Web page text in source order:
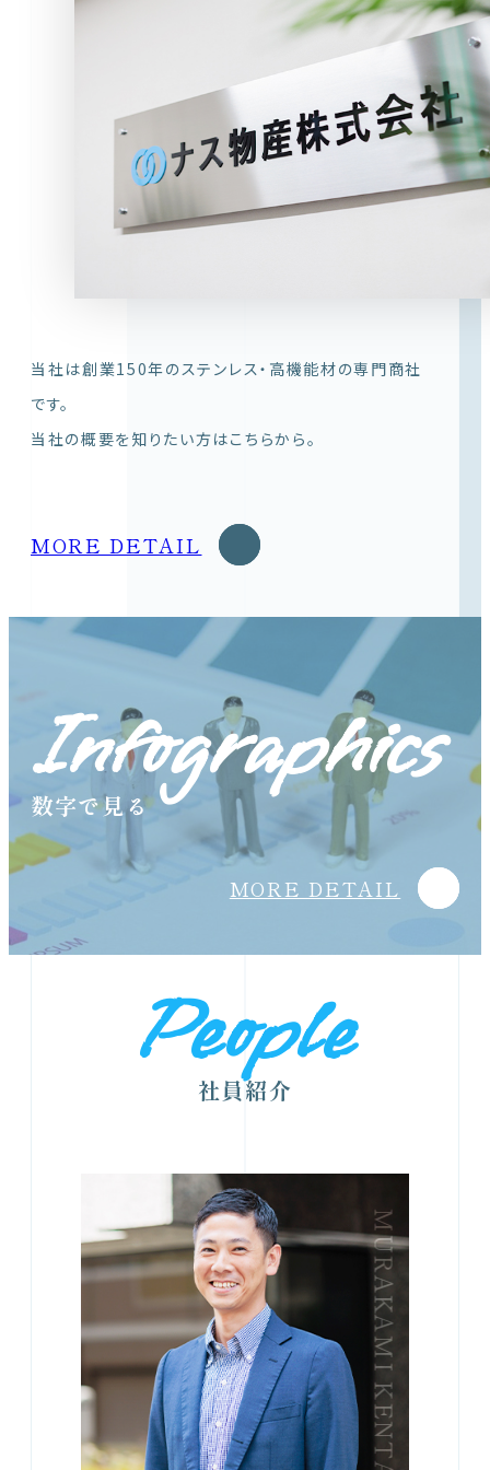
当社は創業150年のステンレス・高機能材の専門商社
です。
当社の概要を知りたい方はこちらから。
MORE DETAIL
Infographics
数字で見る
MORE DETAIL
People
社員紹介
MURAKAMI KENTA